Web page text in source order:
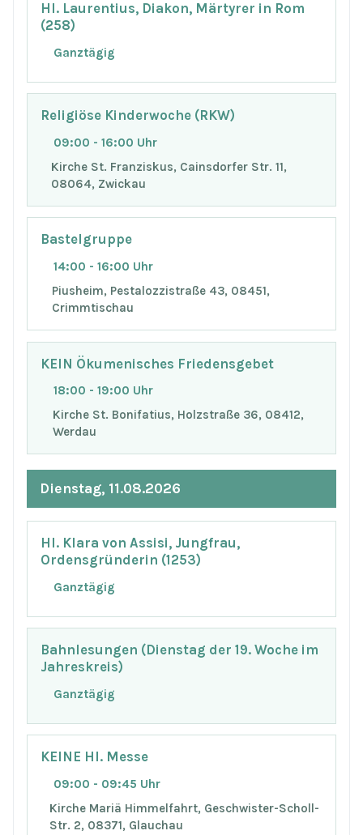
Hl. Laurentius, Diakon, Märtyrer in Rom
(258)
Ganztägig
Religiöse Kinderwoche (RKW)
09:00 - 16:00 Uhr
Kirche St. Franziskus, Cainsdorfer Str. 11,
08064, Zwickau
Bastelgruppe
14:00 - 16:00 Uhr
Piusheim, Pestalozzistraße 43, 08451,
Crimmtischau
KEIN Ökumenisches Friedensgebet
18:00 - 19:00 Uhr
Kirche St. Bonifatius, Holzstraße 36, 08412,
Werdau
Dienstag, 11.08.2026
Hl. Klara von Assisi, Jungfrau,
Ordensgründerin (1253)
Ganztägig
Bahnlesungen (Dienstag der 19. Woche im
Jahreskreis)
Ganztägig
KEINE Hl. Messe
09:00 - 09:45 Uhr
Kirche Mariä Himmelfahrt, Geschwister-Scholl-
Str. 2, 08371, Glauchau